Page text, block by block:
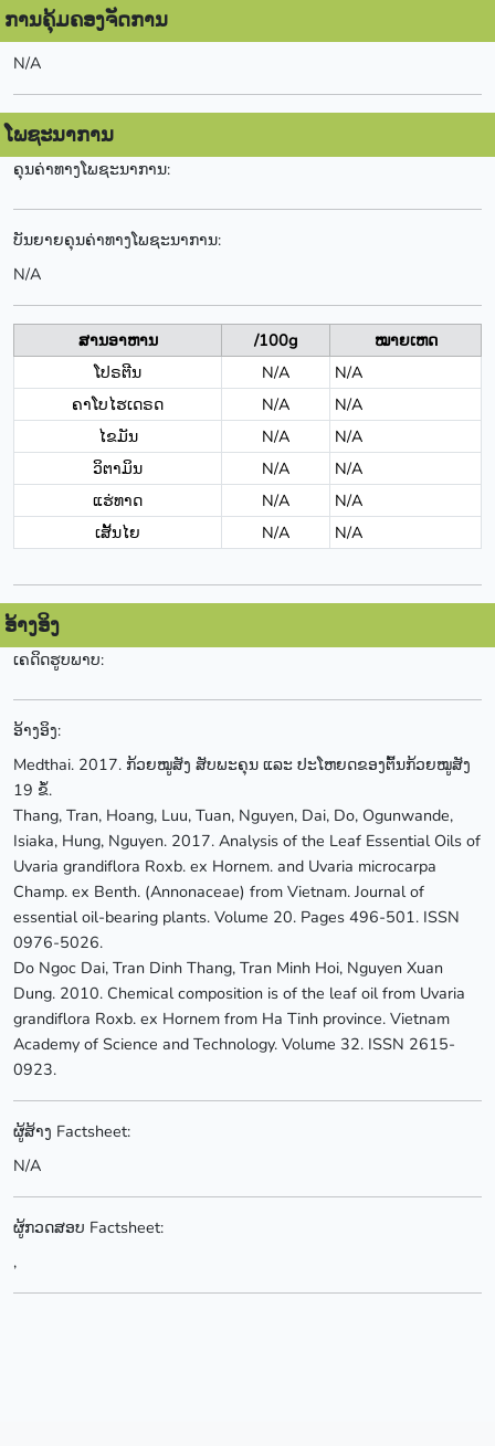
ການຄຸ້ມຄອງຈັດການ
N/A
ໂພຊະນາການ
ຄຸນຄ່າທາງໂພຊະນາການ:
ບັນຍາຍຄຸນຄ່າທາງໂພຊະນາການ:
N/A
ສານອາຫານ /100g
ໝາຍເຫດ
ໂປຣຕີນ
N/A
N/A
ຄາໂບໄຮເດຣດ
N/A
N/A
ໄຂມັນ
N/A
N/A
ວິຕາມິນ
N/A
N/A
ແຮ່ທາດ
N/A
N/A
ເສັ້ນໄຍ
N/A N/A
ອ້າງອິງ
ເຄດິດຮູບພາບ:
ອ້າງອິງ:
Medthai. 2017. ກ້ວຍໝູສັງ ສັບພະຄຸນ ແລະ ປະໂຫຍດຂອງຕົ້ນກ້ວຍໝູສັງ
19 ຂໍ້.
Thang, Tran, Hoang, Luu, Tuan, Nguyen, Dai, Do, Ogunwande,
Isiaka, Hung, Nguyen. 2017. Analysis of the Leaf Essential Oils of
Uvaria grandiflora Roxb. ex Hornem. and Uvaria microcarpa
Champ. ex Benth. (Annonaceae) from Vietnam. Journal of
essential oil-bearing plants. Volume 20. Pages 496-501. ISSN
0976-5026.
Do Ngoc Dai, Tran Dinh Thang, Tran Minh Hoi, Nguyen Xuan
Dung. 2010. Chemical composition is of the leaf oil from Uvaria
grandiflora Roxb. ex Hornem from Ha Tinh province. Vietnam
Academy of Science and Technology. Volume 32. ISSN 2615-
0923.
ຜູ້ສ້າງ Factsheet:
N/A
ຜູ້ກວດສອບ Factsheet:
,